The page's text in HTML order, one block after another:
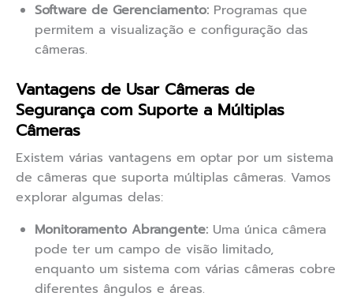
Software de Gerenciamento: Programas que
permitem a visualização e configuração das
câmeras.
Vantagens de Usar Câmeras de
Segurança com Suporte a Múltiplas
Câmeras
Existem várias vantagens em optar por um sistema
de câmeras que suporta múltiplas câmeras. Vamos
explorar algumas delas:
Monitoramento Abrangente: Uma única câmera
pode ter um campo de visão limitado,
enquanto um sistema com várias câmeras cobre
diferentes ângulos e áreas.